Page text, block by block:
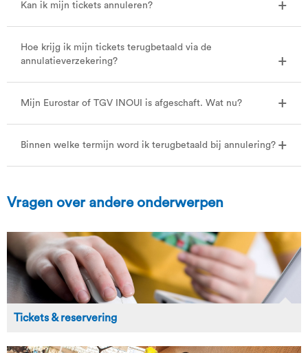
Kan ik mijn tickets annuleren?
Hoe krijg ik mijn tickets terugbetaald via de
annulatieverzekering?
Mijn Eurostar of TGV INOUI is afgeschaft. Wat nu?
Binnen welke termijn word ik terugbetaald bij annulering?
Vragen over andere onderwerpen
Tickets & reservering